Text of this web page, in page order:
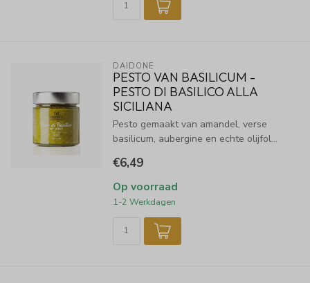
DAIDONE
PESTO VAN BASILICUM -
PESTO DI BASILICO ALLA
SICILIANA
Pesto gemaakt van amandel, verse
basilicum, aubergine en echte olijfol...
€6,49
Op voorraad
1-2 Werkdagen